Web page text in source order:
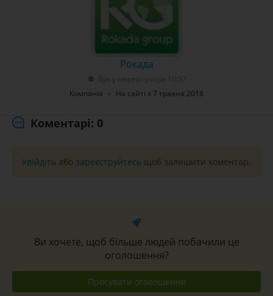
Рокада
Компанія
На сайті з 7 травня 2018
Коментарі: 0
Увійдіть або зареєструйтесь щоб залишити коментар.
Ви хочете, щоб більше людей побачили це
оголошення?
Просувати оголошення